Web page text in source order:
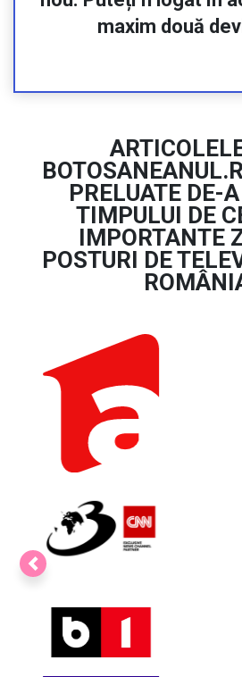
POSTURI DE
MARI COMPANII
LUNGUL
COLABORAT